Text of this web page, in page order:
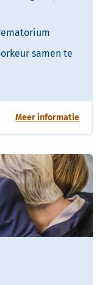
samen te
Meer informatieover